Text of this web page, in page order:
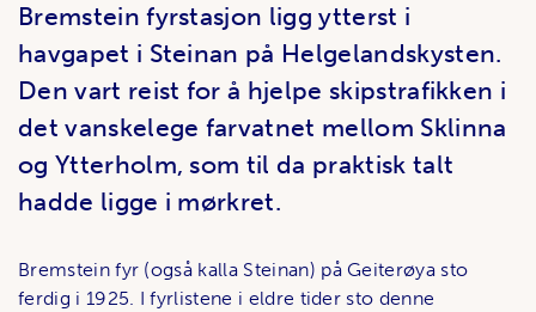
Bremstein fyrstasjon ligg ytterst i
havgapet i Steinan på Helgelandskysten.
Den vart reist for å hjelpe skipstrafikken i
det vanskelege farvatnet mellom Sklinna
og Ytterholm, som til da praktisk talt
hadde ligge i mørkret.
Bremstein fyr (også kalla Steinan) på Geiterøya sto
ferdig i 1925. I fyrlistene i eldre tider sto denne